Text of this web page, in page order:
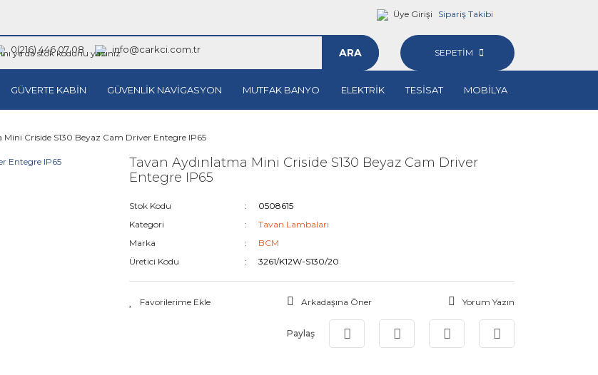
Üye Girişi Sipariş Takibi
0(216) 446 07 08 info@carkci.com.tr ARA SEPETİM
GÜVERTE KABİN GÜVENLİK NAVİGASYON MUTFAK BANYO ELEKTRİK TESİSAT MOBİLYA
Criside S130 Beyaz Cam Driver Entegre IP65
Tavan Aydınlatma Mini Criside S130 Beyaz Cam Driver
Entegre IP65
Stok Kodu
0508615
Kategori
Tavan Lambaları
Marka
BCM
Üretici Kodu
3261/K12W-S130/20
Arkadaşına Öner Yorum Yazın
Paylaş